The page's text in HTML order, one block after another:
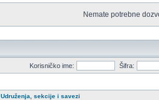
Nemate potrebne
Korisničko ime: Šifra:
Udruženja, sekcije i savezi